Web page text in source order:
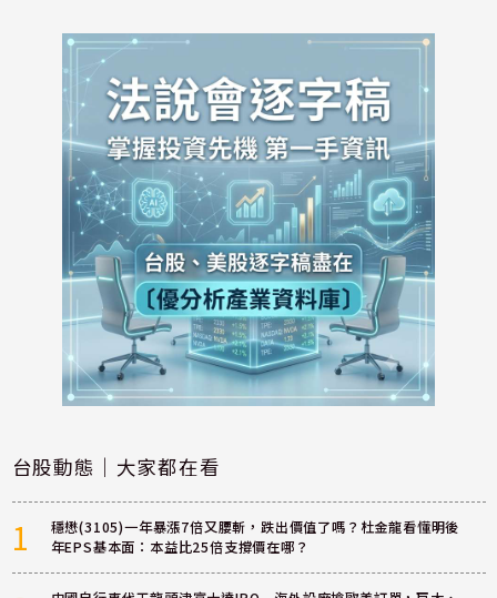
台股動態｜大家都在看
1
穩懋(3105)一年暴漲7倍又腰斬，跌出價值了嗎？杜金龍看懂明後
年EPS基本面：本益比25倍支撐價在哪？